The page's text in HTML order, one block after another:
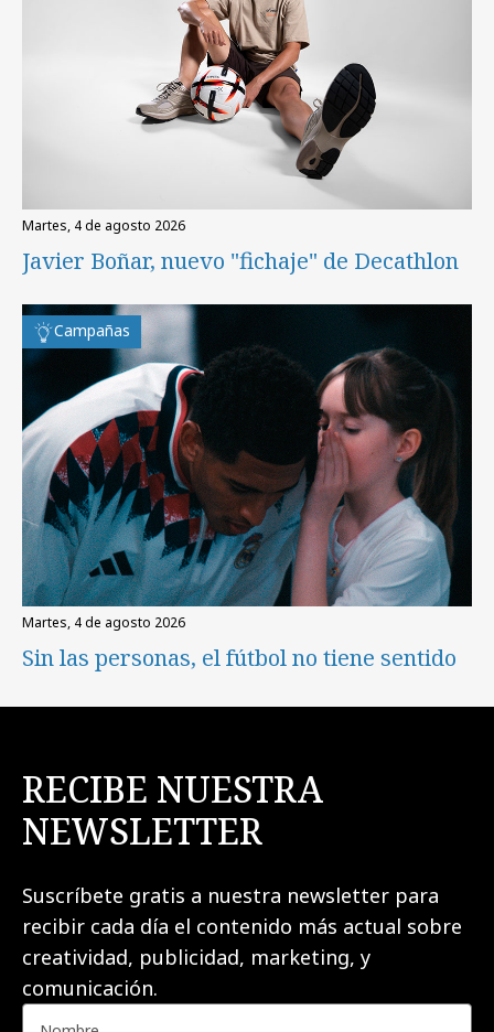
martes, 4 de agosto 2026
Javier Boñar, nuevo "fichaje" de Decathlon
Campañas
martes, 4 de agosto 2026
Sin las personas, el fútbol no tiene sentido
RECIBE NUESTRA
NEWSLETTER
Suscríbete gratis a nuestra newsletter para
recibir cada día el contenido más actual sobre
creatividad, publicidad, marketing, y
comunicación.